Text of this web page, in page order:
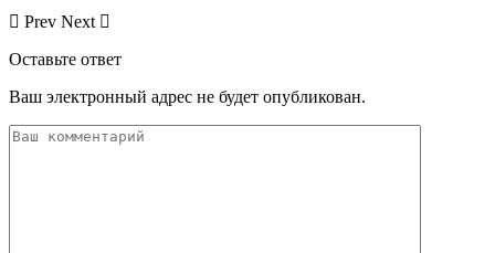
Prev Next
Оставьте ответ
Ваш электронный адрес не будет опубликован.